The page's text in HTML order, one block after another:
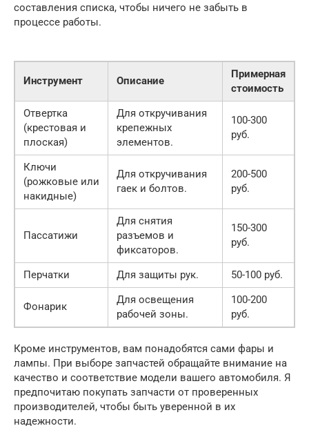
составления списка, чтобы ничего не забыть в
процессе работы.
Инструмент Описание
Примерная
стоимость
Отвертка
(крестовая и
плоская)
Для откручивания
крепежных
элементов.
100-300
руб.
Ключи
(рожковые или
накидные)
Для откручивания
гаек и болтов.
200-500
руб.
Пассатижи
Для снятия
разъемов и
фиксаторов.
150-300
руб.
Перчатки Для защиты рук. 50-100 руб.
Фонарик
Для освещения
рабочей зоны.
100-200
руб.
Кроме инструментов, вам понадобятся сами фары и
лампы. При выборе запчастей обращайте внимание на
качество и соответствие модели вашего автомобиля. Я
предпочитаю покупать запчасти от проверенных
производителей, чтобы быть уверенной в их
надежности.